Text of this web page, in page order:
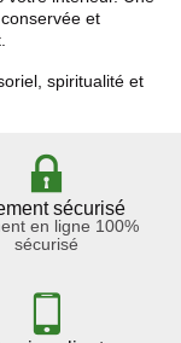
et
spiritualité et
sécurisé
en ligne 100%
sécurisé